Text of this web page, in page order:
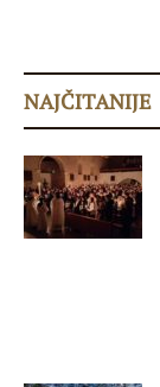
NAJČITANIJE